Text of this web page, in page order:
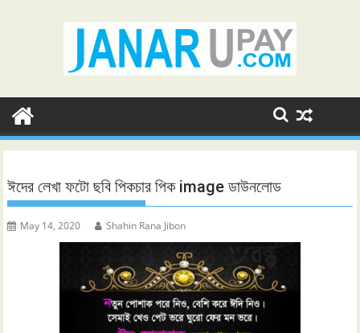
ঈদের লেখা ফটো ছবি পিকচার পিক image ডাউনলোড
May 14, 2020 Shahin Rana Jibon